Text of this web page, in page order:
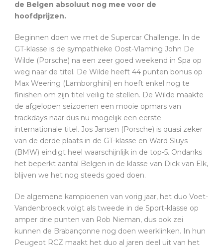
de Belgen absoluut nog mee voor de
hoofdprijzen.
Beginnen doen we met de Supercar Challenge. In de
GT-klasse is de sympathieke Oost-Vlaming John De
Wilde (Porsche) na een zeer goed weekend in Spa op
weg naar de titel. De Wilde heeft 44 punten bonus op
Max Weering (Lamborghini) en hoeft enkel nog te
finishen om zijn titel veilig te stellen. De Wilde maakte
de afgelopen seizoenen een mooie opmars van
trackdays naar dus nu mogelijk een eerste
internationale titel. Jos Jansen (Porsche) is quasi zeker
van de derde plaats in de GT-klasse en Ward Sluys
(BMW) eindigt heel waarschijnlijk in de top-5. Ondanks
het beperkt aantal Belgen in de klasse van Dick van Elk,
blijven we het nog steeds goed doen.
De algemene kampioenen van vorig jaar, het duo Voet-
Vandenbroeck volgt als tweede in de Sport-klasse op
amper drie punten van Rob Nieman, dus ook zei
kunnen de Brabançonne nog doen weerklinken. In hun
Peugeot RCZ maakt het duo al jaren deel uit van het